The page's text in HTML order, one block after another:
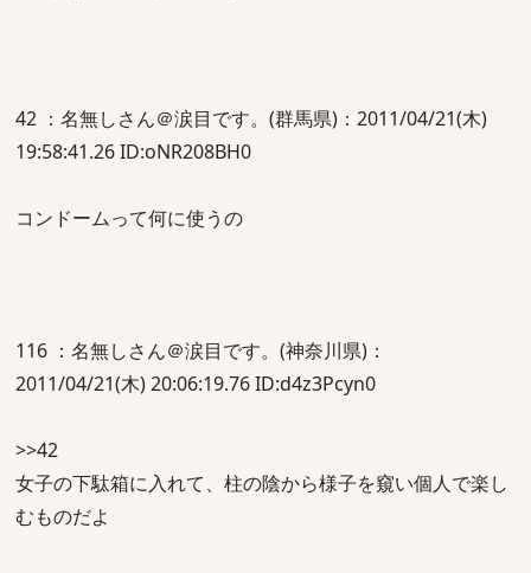
42 ：名無しさん＠涙目です。(群馬県)：2011/04/21(木)
19:58:41.26 ID:oNR208BH0
コンドームって何に使うの
116 ：名無しさん＠涙目です。(神奈川県)：
2011/04/21(木) 20:06:19.76 ID:d4z3Pcyn0
>>42
女子の下駄箱に入れて、柱の陰から様子を窺い個人で楽し
むものだよ